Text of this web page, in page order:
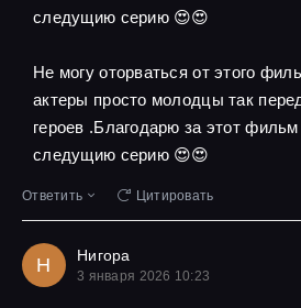
следущию серию 😍😍
Не могу оторваться от этого
актеры просто молодцы так
героев .Благодарю за этот
следущию серию 😍😍
Ответить Цитировать
Н Нигора
3 января 2026 10:23